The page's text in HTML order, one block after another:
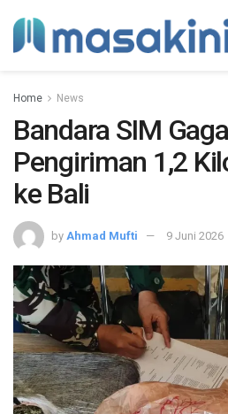
Home News
Bandara SIM
Pengiriman 1,2
ke Bali
by Ahmad Mufti 9 Juni 2026